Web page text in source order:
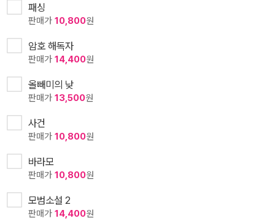
패싱
판매가 10,800원
암호 해독자
판매가 14,400원
올빼미의 낮
판매가 13,500원
사건
판매가 10,800원
바라모
판매가 10,800원
모범소설 2
판매가 14,400원